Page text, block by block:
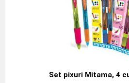
Set pixuri Mitama, 4